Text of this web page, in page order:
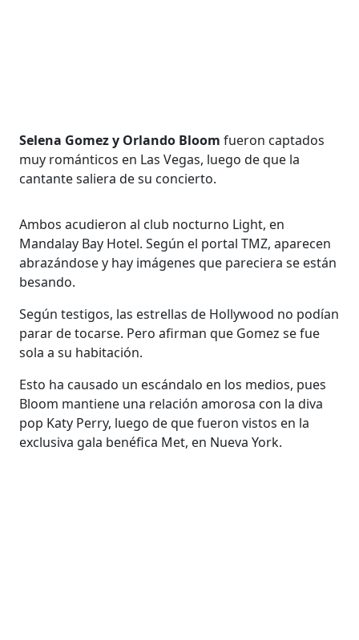
Selena Gomez y Orlando Bloom fueron captados
muy románticos en Las Vegas, luego de que la
cantante saliera de su concierto.
Ambos acudieron al club nocturno Light, en
Mandalay Bay Hotel. Según el portal TMZ, aparecen
abrazándose y hay imágenes que pareciera se están
besando.
Según testigos, las estrellas de Hollywood no podían
parar de tocarse. Pero afirman que Gomez se fue
sola a su habitación.
Esto ha causado un escándalo en los medios, pues
Bloom mantiene una relación amorosa con la diva
pop Katy Perry, luego de que fueron vistos en la
exclusiva gala benéfica Met, en Nueva York.